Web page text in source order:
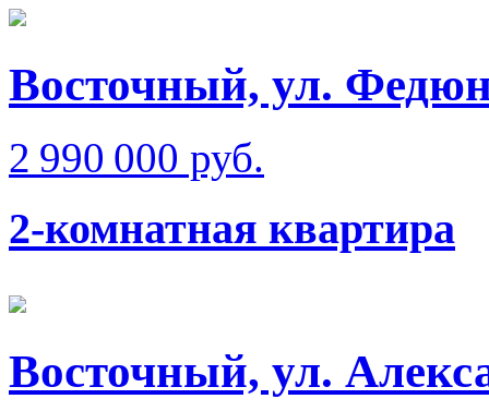
Восточный, ул.
2 990 000 руб.
2-комнатная квартира
Восточный, ул.